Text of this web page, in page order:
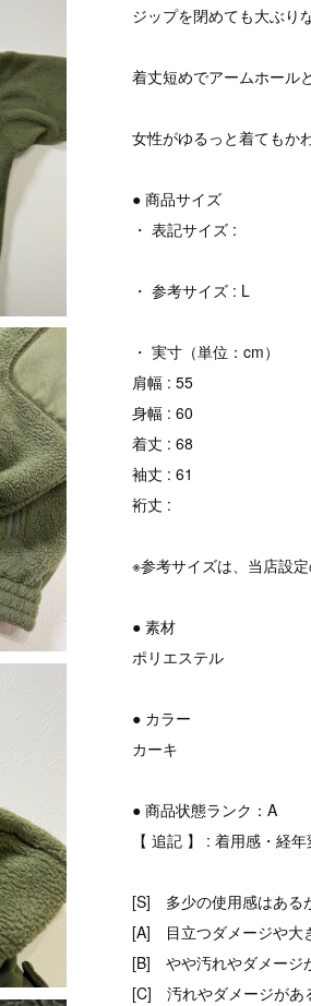
ジップを閉めても大ぶり
着丈短めでアームホール
女性がゆるっと着てもか
● 商品サイズ
・ 表記サイズ :
・ 参考サイズ : L
・ 実寸（単位：cm）
肩幅 : 55
身幅 : 60
着丈 : 68
袖丈 : 61
裄丈 :
※参考サイズは、当店設
● 素材
ポリエステル
● カラー
カーキ
● 商品状態ランク：A
【 追記 】 : 着用感・経
[S] 多少の使用感はある
[A] 目立つダメージや大
[B] やや汚れやダメージ
[C] 汚れやダメージがあ